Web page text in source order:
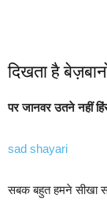
दिखता है
पर जानवर उतने नहीं
sad shayari
सबक बहुत हमने सीखा